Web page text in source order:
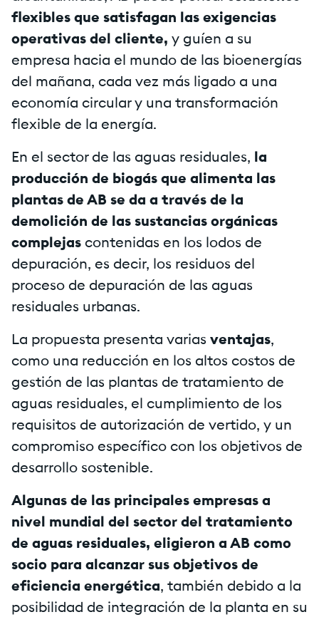
flexibles que satisfagan las exigencias
operativas del cliente, y guíen a su
empresa hacia el mundo de las bioenergías
del mañana, cada vez más ligado a una
economía circular y una transformación
flexible de la energía.
En el sector de las aguas residuales, la
producción de biogás que alimenta las
plantas de AB se da a través de la
demolición de las sustancias orgánicas
complejas contenidas en los lodos de
depuración, es decir, los residuos del
proceso de depuración de las aguas
residuales urbanas.
La propuesta presenta varias ventajas,
como una reducción en los altos costos de
gestión de las plantas de tratamiento de
aguas residuales, el cumplimiento de los
requisitos de autorización de vertido, y un
compromiso específico con los objetivos de
desarrollo sostenible.
Algunas de las principales empresas a
nivel mundial del sector del tratamiento
de aguas residuales, eligieron a AB como
socio para alcanzar sus objetivos de
eficiencia energética, también debido a la
posibilidad de integración de la planta en su